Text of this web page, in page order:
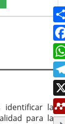
identificar las
para las